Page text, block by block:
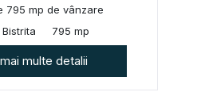
795 mp de vânzare
795 mp
multe detalii